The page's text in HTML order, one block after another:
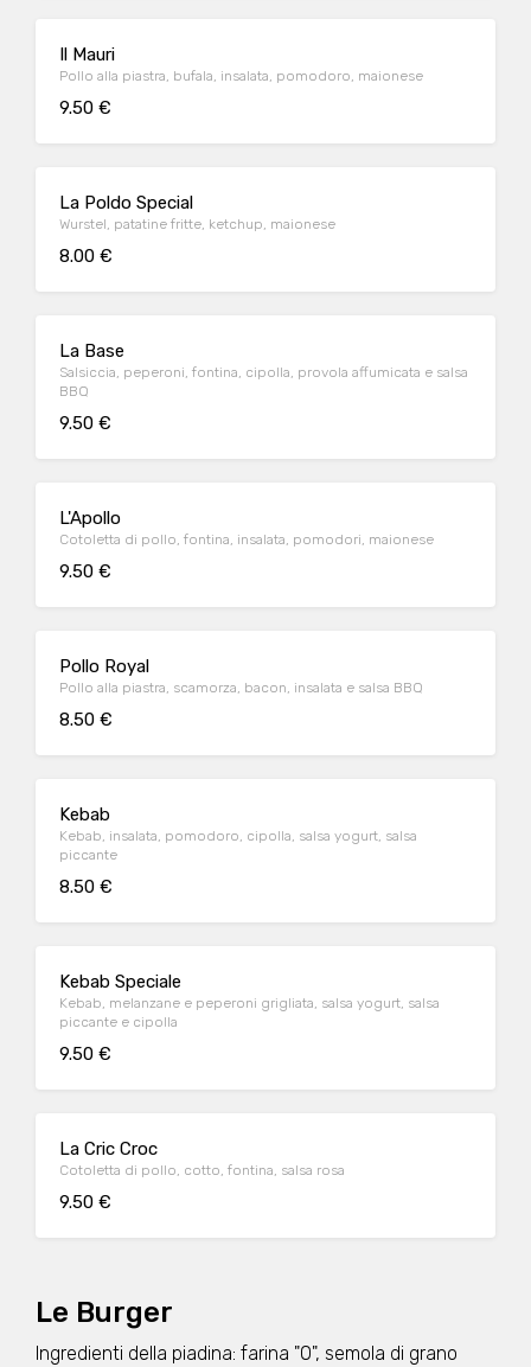
Il Mauri
Pollo alla piastra, bufala, insalata, pomodoro, maionese
9.50 €
La Poldo Special
Wurstel, patatine fritte, ketchup, maionese
8.00 €
La Base
Salsiccia, peperoni, fontina, cipolla, provola affumicata e salsa
BBQ
9.50 €
L'Apollo
Cotoletta di pollo, fontina, insalata, pomodori, maionese
9.50 €
Pollo Royal
Pollo alla piastra, scamorza, bacon, insalata e salsa BBQ
8.50 €
Kebab
Kebab, insalata, pomodoro, cipolla, salsa yogurt, salsa
piccante
8.50 €
Kebab Speciale
Kebab, melanzane e peperoni grigliata, salsa yogurt, salsa
piccante e cipolla
9.50 €
La Cric Croc
Cotoletta di pollo, cotto, fontina, salsa rosa
9.50 €
Le Burger
Ingredienti della piadina: farina "0", semola di grano